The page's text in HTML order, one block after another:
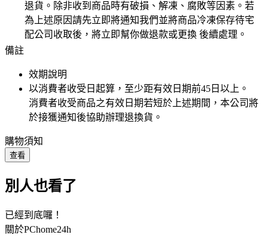
退貨。除非收到商品時有破損、解凍、腐敗等因素。若
為上述原因請先立即將通知我們並將商品冷凍保存待宅
配公司收取後，將立即幫你做退款或更換 後續處理。
備註
效期說明
以消費者收受日起算，至少距有效日期前45 日以上。
消費者收受商品之有效日期若短於上述期間，本公司將
於接獲通知後協助辦理退換貨。
購物須知
查看
別人也看了
已經到底囉！
關於PChome24h